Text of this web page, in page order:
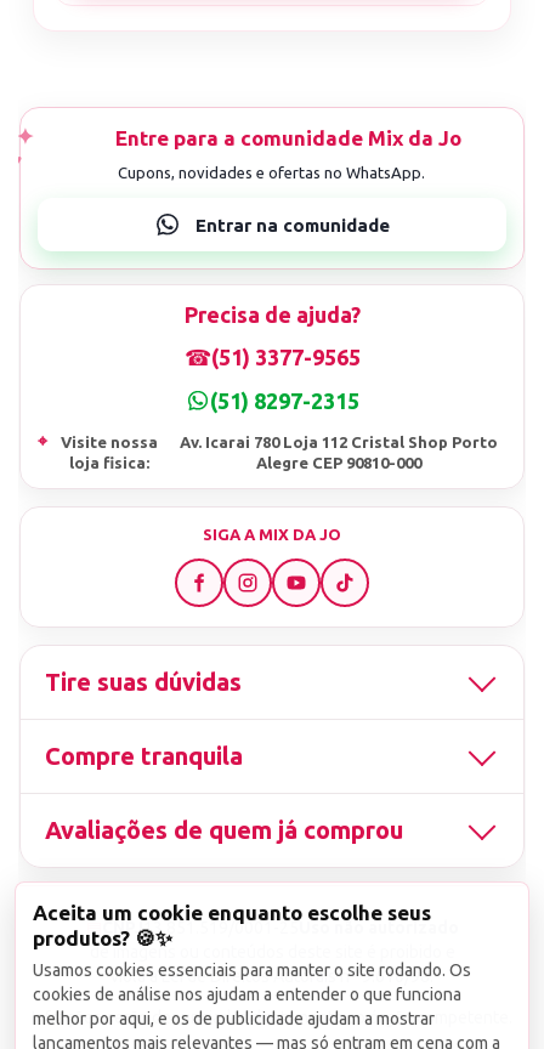
Precisa de ajuda?
☎(51) 3377-9565
(51) 8297-2315
⌖
Visite nossa
loja fisica:
Av. Icarai 780 Loja 112 Cristal Shop Porto
Alegre CEP 90810-000
SIGA A MIX DA JO
Tire suas dúvidas
Compre tranquila
Avaliações de quem já comprou
▤ CNPJ13.851.519/0001-25
de imagens ou conteúdos deste site é proibido e
viola a Lei de Direitos Autorais nº 9.610/98.
Infrações serão denunciadas diretamente ao órgão competente.
Aceita um cookie enquanto escolhe seus
produtos? 🍪✨
Usamos cookies essenciais para manter o site rodando. Os
cookies de análise nos ajudam a entender o que funciona
melhor por aqui, e os de publicidade ajudam a mostrar
lançamentos mais relevantes — mas só entram em cena com a